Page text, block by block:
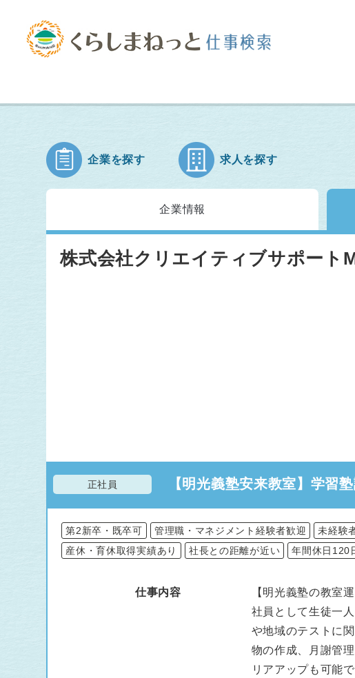
企業を探す 求人を探す
企業情報
株式会社クリエイティブサポート
正社員 【明光義塾安来教室】学習
第2新卒・既卒可 管理職・マネジメント経験者歓迎 未経験
産休・育休取得実績あり
社長との距離が近い 年間休日120
仕事内容
【明光義塾の教室
社員として生徒一
や地域のテストに
物の作成、月謝管
リアアップも可能で